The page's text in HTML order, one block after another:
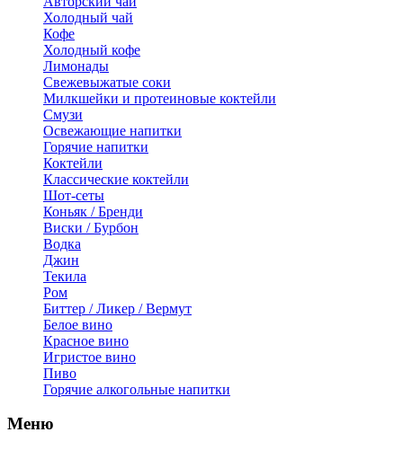
Холодный чай
Кофе
Холодный кофе
Лимонады
Свежевыжатые соки
Милкшейки и протеиновые коктейли
Смузи
Освежающие напитки
Горячие напитки
Коктейли
Классические коктейли
Шот-сеты
Коньяк / Бренди
Виски / Бурбон
Водка
Джин
Текила
Ром
Биттер / Ликер / Вермут
Белое вино
Красное вино
Игристое вино
Пиво
Горячие алкогольные напитки
Меню